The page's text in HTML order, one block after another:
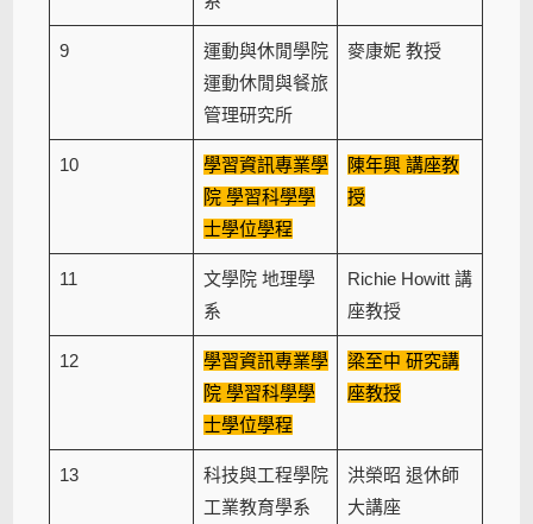
9
運動與休閒學院
運動休閒與餐旅
管理研究所
麥康妮 教授
10
學習資訊專業學
院 學習科學學
士學位學程
陳年興 講座教
授
11
文學院 地理學
系
Richie Howitt 講
座教授
12
學習資訊專業學
院 學習科學學
士學位學程
梁至中 研究講
座教授
13
科技與工程學院
工業教育學系
洪榮昭 退休師
大講座